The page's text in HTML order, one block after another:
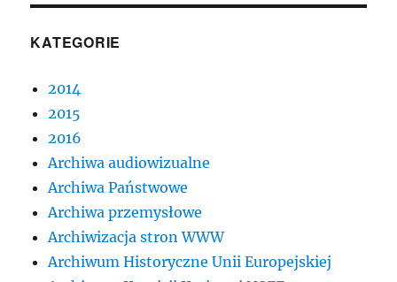
KATEGORIE
2014
2015
2016
Archiwa audiowizualne
Archiwa Państwowe
Archiwa przemysłowe
Archiwizacja stron WWW
Archiwum Historyczne Unii Europejskiej